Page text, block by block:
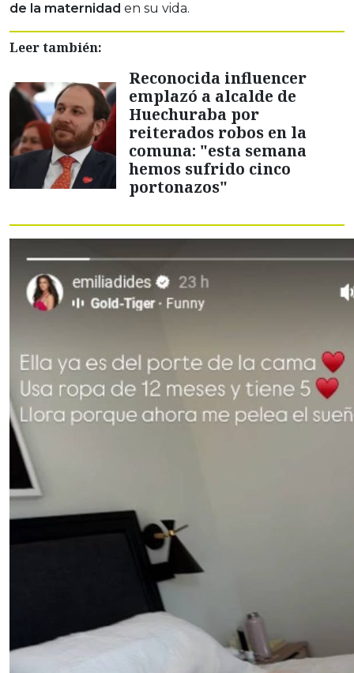
de la maternidad en su vida.
Leer también:
Reconocida influencer
emplazó a alcalde de
Huechuraba por
reiterados robos en la
comuna: "esta semana
hemos sufrido cinco
portonazos"